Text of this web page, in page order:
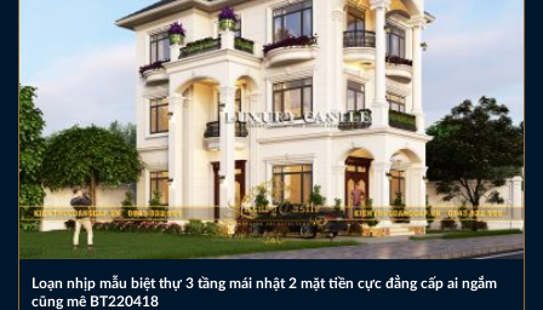
Loạn nhịp mẫu biệt thự 3 tầng mái nhật 2 mặt tiền cực đẳng cấp ai ngắm
cũng mê BT220418